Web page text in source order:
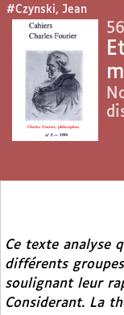
#Czynski, Jean
Ce texte analyse
différents
soulignant leur
Considerant. La